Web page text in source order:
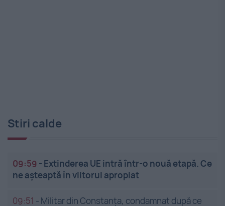
Stiri calde
09:59 - Extinderea UE intră într-o nouă etapă. Ce
ne așteaptă în viitorul apropiat
09:51 - Militar din Constanța, condamnat după ce